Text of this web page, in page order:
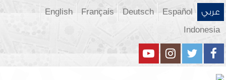
عربي Español
Deutsch
Français
English
Indonesia